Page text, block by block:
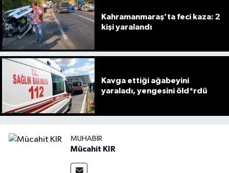
Kahramanmaraş’ta feci kaza: 2
kişi yaralandı
Kavga ettiği ağabeyini
yaraladı, yengesini öld*rdü
MUHABIR
Mücahit KIR